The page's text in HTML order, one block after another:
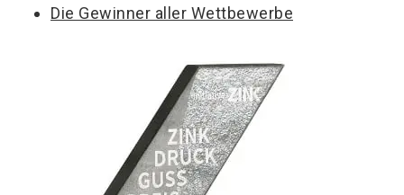
Die Gewinner aller Wettbewerbe